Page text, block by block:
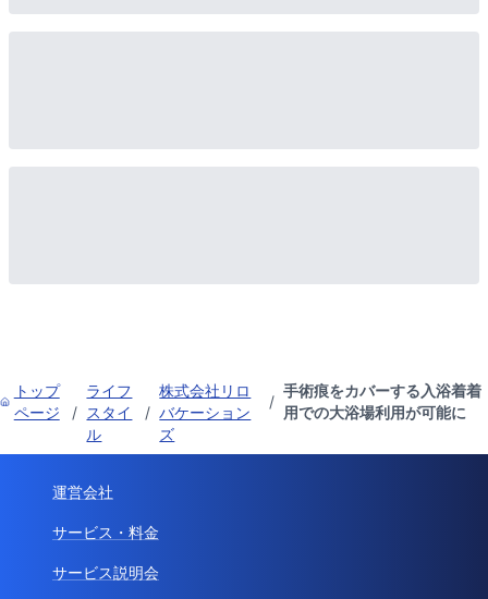
トップ
ページ
/
ライフ
スタイ
ル
/
株式会社リロ
バケーション
ズ
/
手術痕をカバーする入浴着着
用での大浴場利用が可能に
運営会社
サービス・料金
サービス説明会